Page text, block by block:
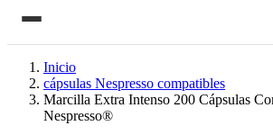
Inicio
cápsulas Nespresso compatibles
Marcilla Extra Intenso 200 Cápsulas
Nespresso®